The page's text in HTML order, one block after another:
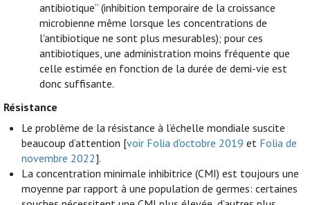
antibiotique” (inhibition temporaire de la croissance
microbienne même lorsque les concentrations de
l'antibiotique ne sont plus mesurables); pour ces
antibiotiques, une administration moins fréquente que
celle estimée en fonction de la durée de demi-vie est
donc suffisante.
Résistance
Le problème de la résistance à l’échelle mondiale suscite
beaucoup d’attention [voir Folia d'octobre 2019 et Folia de
novembre 2022].
La concentration minimale inhibitrice (CMI) est toujours une
moyenne par rapport à une population de germes: certaines